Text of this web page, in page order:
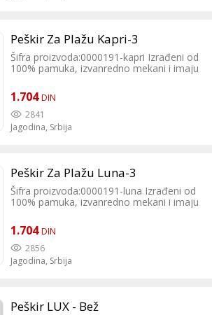
Peškir Za Plažu Kapri-3
Šifra proizvoda:0000191-kapri Izrađeni od
100% pamuka, izvanredno mekani i imaju
daje Vam prednost pri izboru prave boje
za Vas.
1.704DIN
2841
Jagodina, Srbija
Peškir Za Plažu Luna-3
Šifra proizvoda:0000191-luna Izrađeni od
100% pamuka, izvanredno mekani i imaju
daje Vam prednost pri izboru prave boje
za Vas.
1.704DIN
2856
Jagodina, Srbija
Peškir LUX - Bež